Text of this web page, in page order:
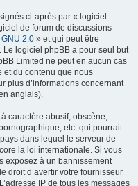
ci-après par « logiciel
de forum de discussions
2.0 » et qui peut être
Le logiciel phpBB a pour seul but
Limited ne peut en aucun cas
et du contenu que nous
plus d’informations concernant
anglais).
caractère abusif, obscène,
etc. qui pourrait
dans lequel le serveur de
la loi internationale. Si vous
exposez à un bannissement
droit d’avertir votre fournisseur
IP de tous les messages